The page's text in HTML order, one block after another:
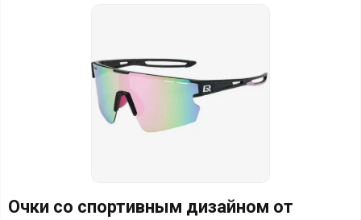
Очки со спортивным дизайном от